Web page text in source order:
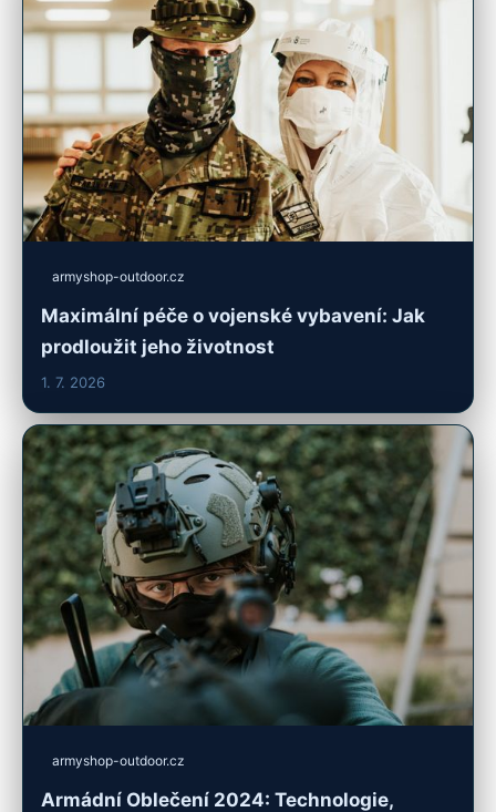
armyshop-outdoor.cz
Maximální péče o vojenské vybavení: Jak
prodloužit jeho životnost
1. 7. 2026
armyshop-outdoor.cz
Armádní Oblečení 2024: Technologie,